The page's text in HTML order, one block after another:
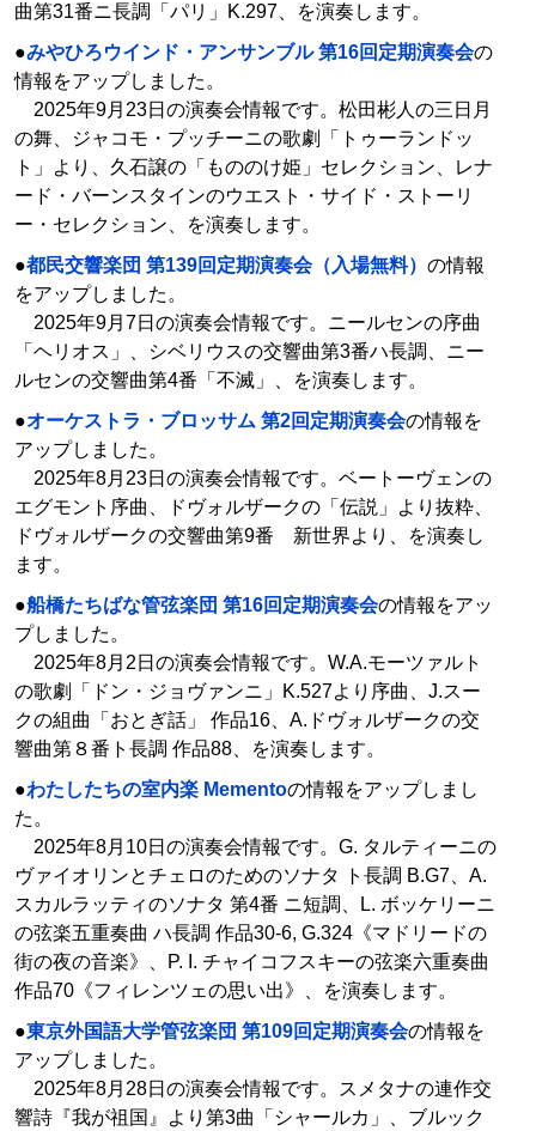
曲第31番ニ長調「パリ」K.297、を演奏します。
●みやひろウインド・アンサンブル 第16回定期演奏会の
情報をアップしました。
2025年9月23日の演奏会情報です。松田彬人の三日月
の舞、ジャコモ・プッチーニの歌劇「トゥーランドッ
ト」より、久石譲の「もののけ姫」セレクション、レナ
ード・バーンスタインのウエスト・サイド・ストーリ
ー・セレクション、を演奏します。
●都民交響楽団 第139回定期演奏会（入場無料） の情報
をアップしました。
2025年9月7日の演奏会情報です。ニールセンの序曲
「ヘリオス」、シベリウスの交響曲第3番ハ長調、ニー
ルセンの交響曲第4番「不滅」、を演奏します。
●オーケストラ・ブロッサム 第2回定期演奏会の情報を
アップしました。
2025年8月23日の演奏会情報です。ベートーヴェンの
エグモント序曲、ドヴォルザークの「伝説」より抜粋、
ドヴォルザークの交響曲第9番 新世界より、を演奏し
ます。
●船橋たちばな管弦楽団 第16回定期演奏会の情報をアッ
プしました。
2025年8月2日の演奏会情報です。W.A.モーツァルト
の歌劇「ドン・ジョヴァンニ」K.527より序曲、J.スー
クの組曲「おとぎ話」 作品16、A.ドヴォルザークの交
響曲第８番ト長調 作品88、を演奏します。
●わたしたちの室内楽 Mementoの情報をアップしまし
た。
2025年8月10日の演奏会情報です。G. タルティーニの
ヴァイオリンとチェロのためのソナタ ト長調 B.G7、A.
スカルラッティのソナタ 第4番 ニ短調、L. ボッケリーニ
の弦楽五重奏曲 ハ長調 作品30-6, G.324《マドリードの
街の夜の音楽》、P. I. チャイコフスキーの弦楽六重奏曲
作品70《フィレンツェの思い出》、を演奏します。
●東京外国語大学管弦楽団 第109回定期演奏会の情報を
アップしました。
2025年8月28日の演奏会情報です。スメタナの連作交
響詩『我が祖国』より第3曲「シャールカ」、ブルック